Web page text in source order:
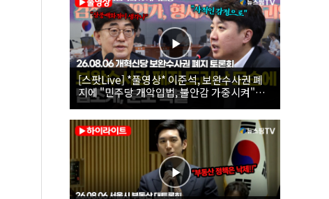
[스팟Live] *풀영상* 이준석, 보완수사권 폐
지에 "민주당 개악입법, 불안감 가중시켜"｜
26.08.06 개혁신당 보완수사권 폐지 토론회